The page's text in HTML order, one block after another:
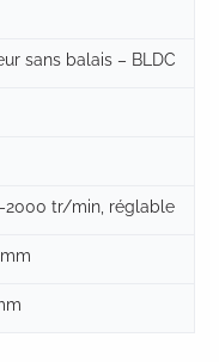
sans balais – BLDC
tr/min, réglable